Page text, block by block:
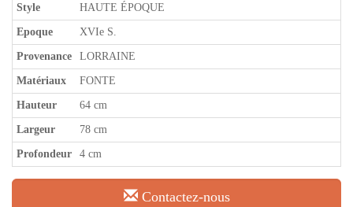
Style HAUTE ÉPOQUE
Epoque XVIe S.
Provenance LORRAINE
Matériaux FONTE
Hauteur 64 cm
Largeur 78 cm
Profondeur 4 cm
Contactez-nous